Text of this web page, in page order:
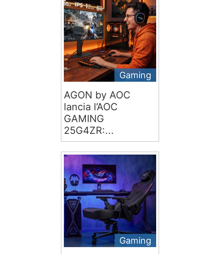
Gaming
AGON by AOC
lancia l’AOC
GAMING
25G4ZR:...
Gaming